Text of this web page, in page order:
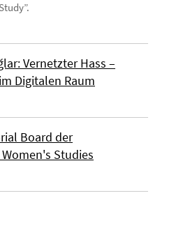
Vernetzter Hass –
Digitalen Raum
Board der
Studies